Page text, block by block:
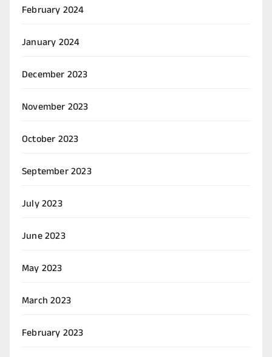
February 2024
January 2024
December 2023
November 2023
October 2023
September 2023
July 2023
June 2023
May 2023
March 2023
February 2023